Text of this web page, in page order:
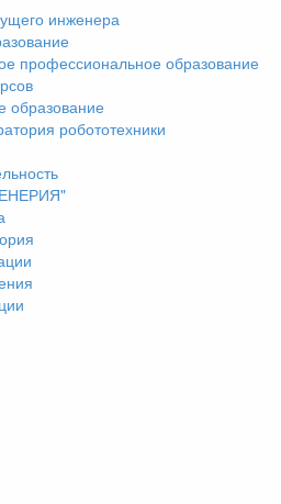
инженера
профессиональное образование
образование
робототехники